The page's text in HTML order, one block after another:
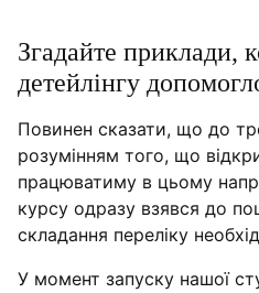
Згадайте приклади,
детейлінгу
Повинен сказати, що до
розумінням того, що
працюватиму в цьому
курсу одразу взявся до
складання переліку
У момент запуску нашої